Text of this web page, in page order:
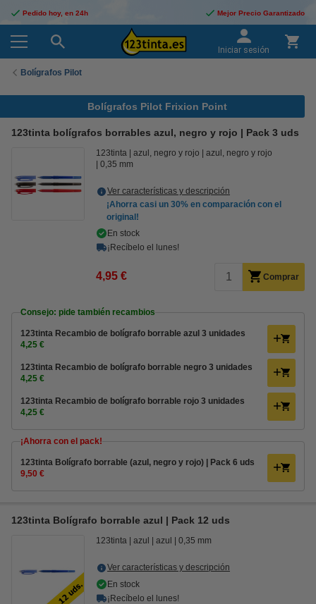
Pedido hoy, en 24h Mejor Precio Garantizado
Iniciar sesión
Bolígrafos Pilot
Bolígrafos Pilot Frixion Point
123tinta bolígrafos borrables azul, negro y rojo | Pack 3 uds
123tinta azul, negro y rojo
azul, negro y rojo
0,35 mm
Ver características y descripción
¡Ahorra casi un 30% en comparación con el
original!
En stock
¡Recíbelo el lunes!
4,95 € Comprar
Consejo: pide también recambios
123tinta Recambio de bolígrafo borrable azul 3 unidades
4,25 €
123tinta Recambio de bolígrafo borrable negro 3 unidades
4,25 €
123tinta Recambio de bolígrafo borrable rojo 3 unidades
4,25 €
¡Ahorra con el pack!
123tinta Bolígrafo borrable (azul, negro y rojo) | Pack 6 uds
9,50 €
123tinta Bolígrafo borrable azul | Pack 12 uds
123tinta azul azul 0,35 mm
Ver características y descripción
En stock
¡Recíbelo el lunes!